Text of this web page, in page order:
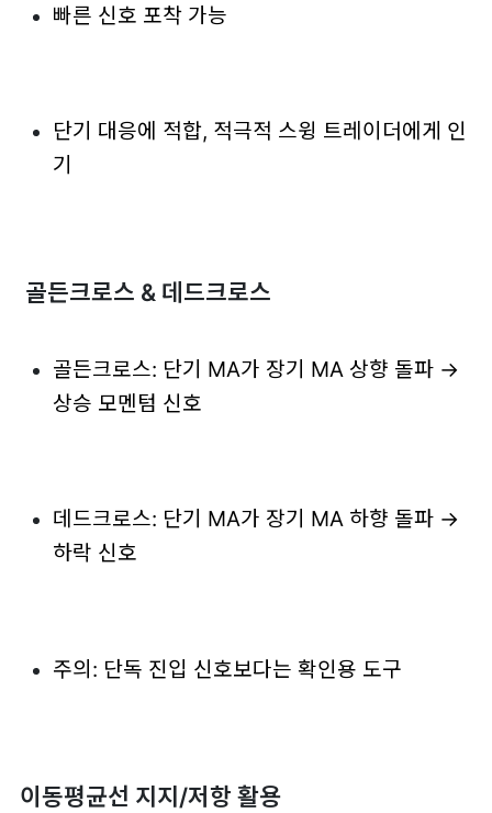
빠른 신호 포착 가능
단기 대응에 적합, 적극적 스윙 트레이더에게 인
기
골든크로스 & 데드크로스
골든크로스: 단기 MA가 장기 MA 상향 돌파 →
상승 모멘텀 신호
데드크로스: 단기 MA가 장기 MA 하향 돌파 →
하락 신호
주의: 단독 진입 신호보다는 확인용 도구
이동평균선 지지/저항 활용